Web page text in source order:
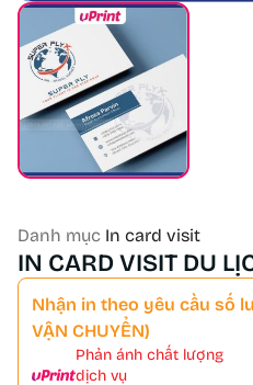
Danh mục In card visit
IN CARD VISIT DU
Nhận in theo yêu cầu số
VẬN CHUYỂN)
Phản ánh chất lượng
dịch vụ